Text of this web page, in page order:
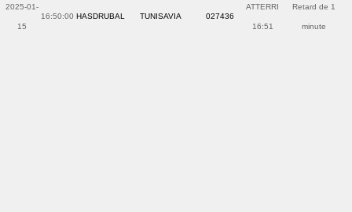
2025-01-
15
16:50:00 HASDRUBAL TUNISAVIA 027436
ATTERRI
16:51
Retard de 1
minute